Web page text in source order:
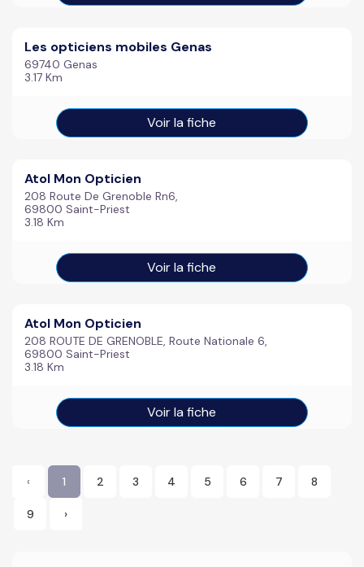
Les opticiens mobiles Genas
69740 Genas
3.17 Km
Voir la fiche
Atol Mon Opticien
208 Route De Grenoble Rn6,
69800 Saint-Priest
3.18 Km
Voir la fiche
Atol Mon Opticien
208 ROUTE DE GRENOBLE, Route Nationale 6,
69800 Saint-Priest
3.18 Km
Voir la fiche
‹ 1 2 3 4 5 6 7 8
9 ›